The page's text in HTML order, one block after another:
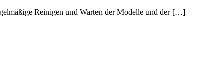
Reinigen und Warten der Modelle und der […]